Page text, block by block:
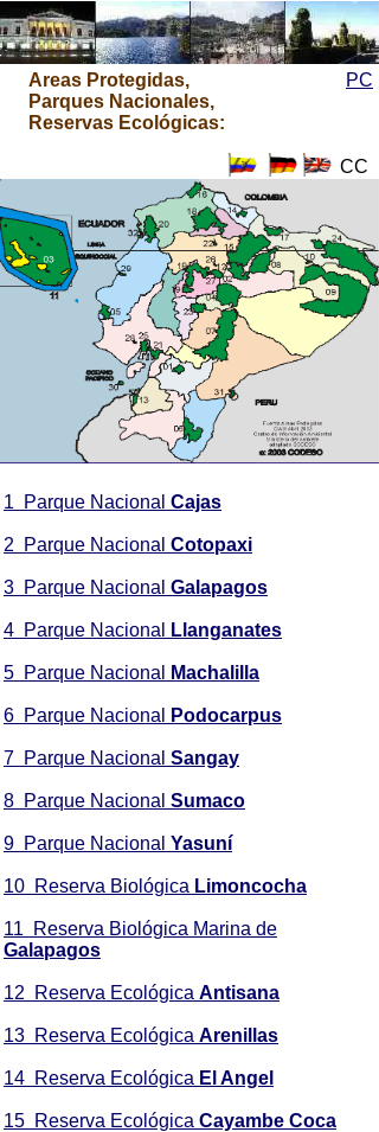
PC
Areas Protegidas,
Parques Nacionales,
Reservas Ecológicas:
1 Parque Nacional Cajas
2 Parque Nacional Cotopaxi
3 Parque Nacional Galapagos
4 Parque Nacional Llanganates
5 Parque Nacional Machalilla
6 Parque Nacional Podocarpus
7 Parque Nacional Sangay
8 Parque Nacional Sumaco
9 Parque Nacional Yasuní
10 Reserva Biológica Limoncocha
11 Reserva Biológica Marina de
Galapagos
12 Reserva Ecológica Antisana
13 Reserva Ecológica Arenillas
14 Reserva Ecológica El Angel
15 Reserva Ecológica Cayambe Coca
CC